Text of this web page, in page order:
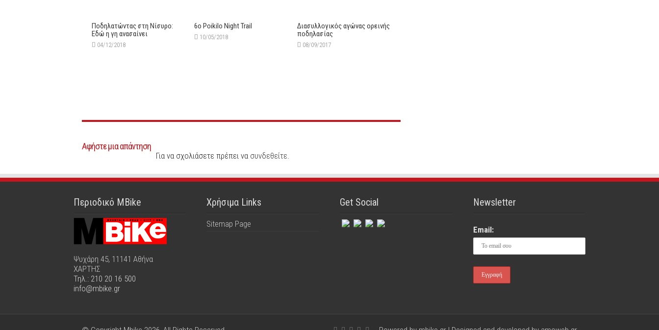
Ποδηλατώντας στη Νίσυρο:
Εδώ η γη ανασαίνει
04/12/2018
6o Poikilo Night Trail
10/05/2018
Διασυλλογικός αγώνας ορεινής
ποδηλασίας
08/09/2017
Αφήστε μια απάντηση
Για να σχολιάσετε πρέπει να συνδεθείτε
Περιοδικό MBike
Ψυχάρη 45, 11141 Αθήνα
ΧΑΡΤΗΣ
Τηλ.: 210 20 16 500
info@mbike.gr
Χρήσιμα Links
Sitemap Page
Get Social Newsletter
Email: